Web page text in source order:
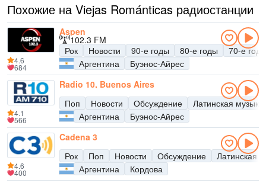
Похожие на Viejas Románticas радиостанции
Aspen
102.3 FM
Рок
Новости 90-е годы 80-е годы
70-е годы
Аргентина
Буэнос-Айрес
4.6
684
Radio 10, Buenos Aires
Поп
Новости Обсуждение
Латинская музыка
Аргентина
Буэнос-Айрес
4.1
566
Cadena 3
Рок
Поп Новости Обсуждение
Латинская
Аргентина
Кордова
4.6
400